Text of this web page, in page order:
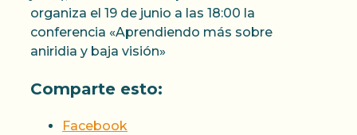
organiza el 19 de junio a las 18:00 la
conferencia «Aprendiendo más sobre
aniridia y baja visión»
Comparte esto:
Facebook